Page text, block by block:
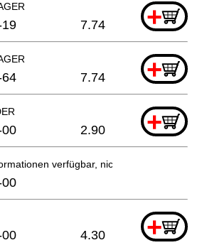
+
7.74
+
7.74
+
2.90
verfügbar, nicht bestellbar
+
4.30